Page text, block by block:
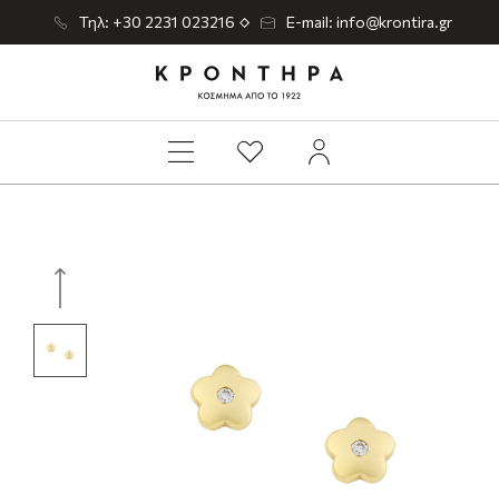
Τηλ: +30 2231 023216 E-mail: info@krontira.gr